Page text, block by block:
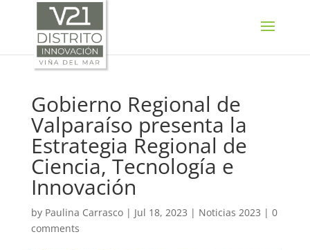
Gobierno Regional de
Valparaíso presenta la
Estrategia Regional de
Ciencia, Tecnología e
Innovación
by Paulina Carrasco| Jul 18, 2023 | Noticias 2023 | 0
comments
SELECT LANGUAGE ▼